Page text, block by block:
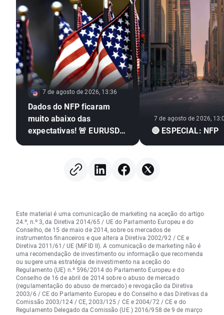
7 de agosto de 2026, 13:36
Dados do NFP ficaram
muito abaixo das
expectativas! 🚨 EURUSD
7 de agosto de 2026,
🔴 ESPECIAL: NFP
Este material é uma comunicação de marketing na aceção do artigo
24.º, n.º 3, da Diretiva 2014/65 / UE do Parlamento Europeu e do
Conselho, de 15 de maio de 2014, sobre os mercados de
instrumentos financeiros e que altera a Diretiva 2002/92 / CE e
Diretiva 2011/61/ UE (MiFID II). A comunicação de marketing não é
uma recomendação de investimento ou informação que recomenda
ou sugere uma estratégia de investimento na aceção do
Regulamento (UE) n.º 596/2014 do Parlamento Europeu e do
Conselho de 16 de abril de 2014 sobre o abuso de mercado
(regulamentação do abuso de mercado) e revogação da Diretiva
2003/6 / CE do Parlamento Europeu e do Conselho e das Diretivas da
Comissão 2003/124 / CE, 2003/125 / CE e 2004/72 / CE e do
Regulamento Delegado da Comissão (UE ) 2016/958 de 9 de março